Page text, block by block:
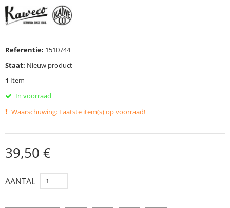
Referentie: 1510744
Staat: Nieuw product
1 Item
In voorraad
Waarschuwing: Laatste item(s) op voorraad!
39,50 €
AANTAL